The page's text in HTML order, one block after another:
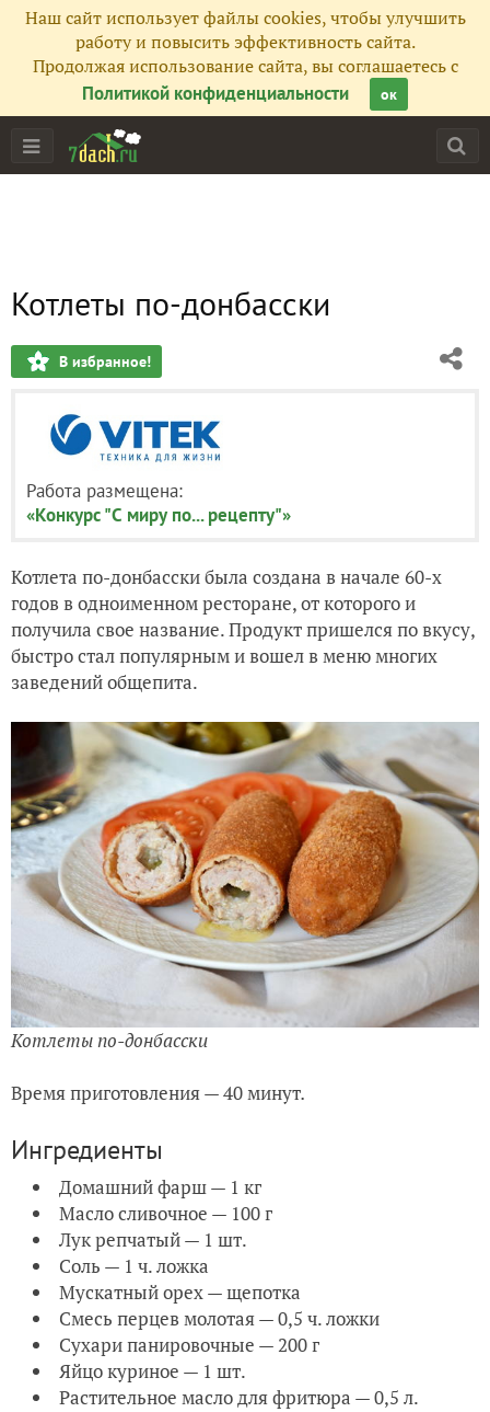
Наш сайт использует файлы cookies, чтобы улучшить
работу и повысить эффективность сайта.
Продолжая использование сайта, вы соглашаетесь с
Политикой конфиденциальности
ок
Котлеты по-донбасски
В избранное!
Работа размещена:
«Конкурс "С миру по... рецепту"»
Котлета по-донбасски была создана в начале 60-х
годов в одноименном ресторане, от которого и
получила свое название. Продукт пришелся по вкусу,
быстро стал популярным и вошел в меню многих
заведений общепита.
Котлеты по-донбасски
Время приготовления — 40 минут.
Ингредиенты
Домашний фарш — 1 кг
Масло сливочное — 100 г
Лук репчатый — 1 шт.
Соль — 1 ч. ложка
Мускатный орех — щепотка
Смесь перцев молотая — 0,5 ч. ложки
Сухари панировочные — 200 г
Яйцо куриное — 1 шт.
Растительное масло для фритюра — 0,5 л.